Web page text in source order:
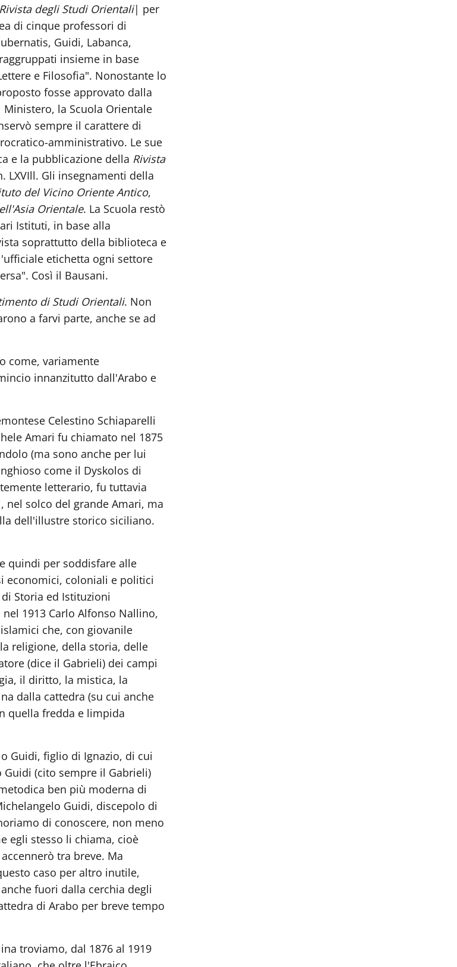
Rivista degli Studi Orientali| per
di cinque professori di
Guidi, Labanca,
insieme in base
e Filosofia". Nonostante lo
fosse approvato dalla
la Scuola Orientale
sempre il carattere di
amministrativo. Le sue
e la pubblicazione della Rivista
LXVIll. Gli insegnamenti della
del Vicino Oriente Antico,
Orientale. La Scuola restò
Istituti, in base alla
soprattutto della biblioteca e
etichetta ogni settore
Così il Bausani.
di Studi Orientali. Non
a farvi parte, anche se ad
come, variamente
innanzitutto dall'Arabo e
Celestino Schiaparelli
Amari fu chiamato nel 1875
(ma sono anche per lui
come il Dyskolos di
letterario, fu tuttavia
nel solco del grande Amari, ma
dell'illustre storico siciliano.
quindi per soddisfare alle
economici, coloniali e politici
Storia ed Istituzioni
1913 Carlo Alfonso Nallino,
che, con giovanile
religione, della storia, delle
(dice il Gabrieli) dei campi
il diritto, la mistica, la
dalla cattedra (su cui anche
quella fredda e limpida
Guidi, figlio di Ignazio, di cui
(cito sempre il Gabrieli)
ben più moderna di
Guidi, discepolo di
di conoscere, non meno
egli stesso li chiama, cioè
tra breve. Ma
caso per altro inutile,
fuori dalla cerchia degli
di Arabo per breve tempo
troviamo, dal 1876 al 1919